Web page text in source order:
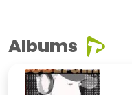
Albums